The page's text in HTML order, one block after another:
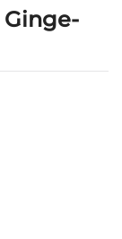
Ginge-